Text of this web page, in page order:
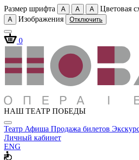
Размер шрифта A A A Цветовая
A
Изображения Отключить
0
НАШ ТЕАТР ПОБЕДЫ
Театр Афиша Продажа билетов
Личный кабинет
ENG